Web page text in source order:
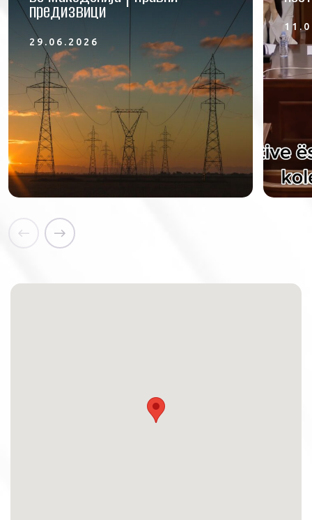
предизвици
29.06.2026